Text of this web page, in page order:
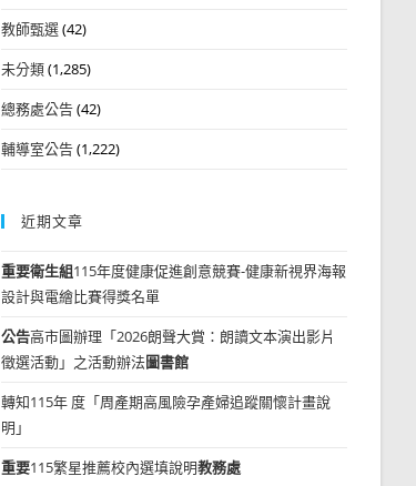
教師甄選(42)
未分類(1,285)
總務處公告(42)
輔導室公告(1,222)
近期文章
重要衛生組115年度健康促進創意競賽-健康新視界海報
設計與電繪比賽得獎名單
公告高市圖辦理「2026朗聲大賞：朗讀文本演出影片
徵選活動」之活動辦法圖書館
轉知115年 度「周產期高風險孕產婦追蹤關懷計畫說
明」
重要115繁星推薦校內選填說明教務處